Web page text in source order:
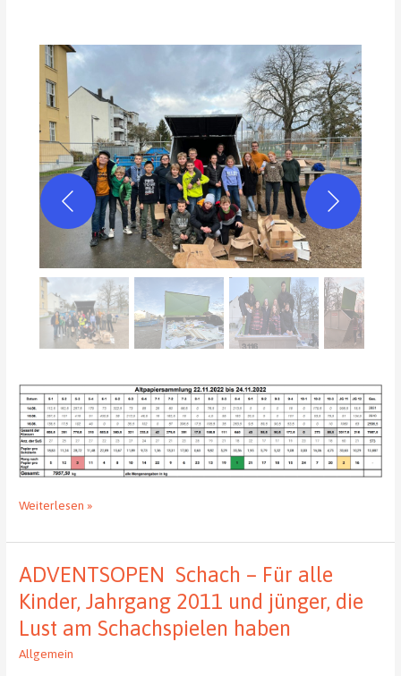
Altpapiersammlung
2022:
Hände
und
viel
schleppen
Weiterlesen »
ADVENTSOPEN Schach – Für alle
Kinder, Jahrgang 2011 und jünger, die
Lust am Schachspielen haben
Allgemein